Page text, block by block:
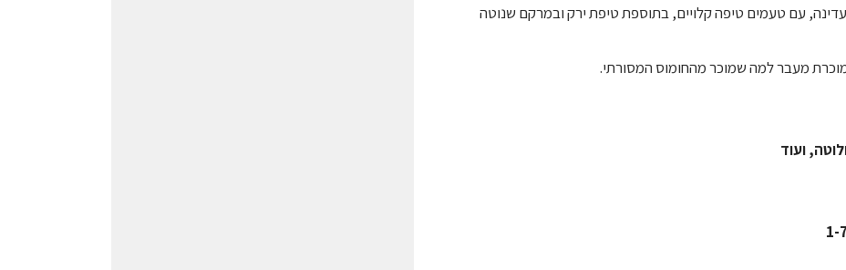
₪) היא לימונית ועדינה, עם טעמים טיפה קלויים, בתוספת טיפת ירק ובמרקם שנוטה
ועוד